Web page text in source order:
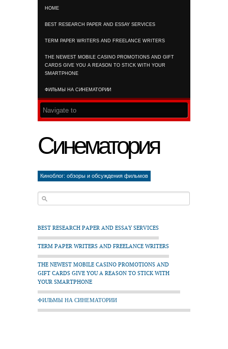
HOME
BEST RESEARCH PAPER AND ESSAY SERVICES
TERM PAPER WRITERS AND FREELANCE WRITERS
THE NEWEST MOBILE CASINO PROMOTIONS AND GIFT
CARDS GIVE YOU A REASON TO STICK WITH YOUR
SMARTPHONE
ФИЛЬМЫ НА СИНЕМАТОРИИ
Синематория
Киноблог: обзоры и обсуждения фильмов
BEST RESEARCH PAPER AND ESSAY SERVICES
TERM PAPER WRITERS AND FREELANCE WRITERS
THE NEWEST MOBILE CASINO PROMOTIONS AND
GIFT CARDS GIVE YOU A REASON TO STICK WITH
YOUR SMARTPHONE
ФИЛЬМЫ НА СИНЕМАТОРИИ